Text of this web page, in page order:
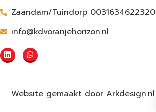
Zaandam/Tuindorp 0031634622320
info@kdvoranjehorizon.nl
Website gemaakt door Arkdesign.nl